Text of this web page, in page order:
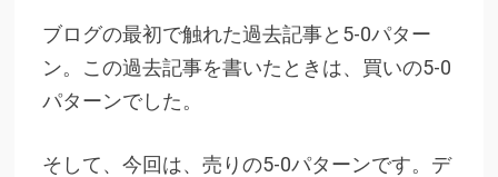
ブログの最初で触れた過去記事と5-0パター
ン。この過去記事を書いたときは、買いの5-0
パターンでした。
そして、今回は、売りの5-0パターンです。デ